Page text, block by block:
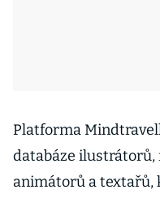
Platforma
databáze ilustrátorů,
animátorů a textařů,